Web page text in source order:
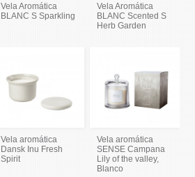
Vela Aromática
BLANC S Sparkling
Vela Aromática
BLANC Scented S
Herb Garden
Vela aromática
Dansk Inu Fresh
Spirit
Vela aromática
SENSE Campana
Lily of the valley,
Blanco